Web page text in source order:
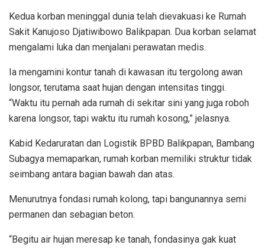
Kedua korban meninggal dunia telah dievakuasi ke Rumah
Sakit Kanujoso Djatiwibowo Balikpapan. Dua korban selamat
mengalami luka dan menjalani perawatan medis.
Ia mengamini kontur tanah di kawasan itu tergolong awan
longsor, terutama saat hujan dengan intensitas tinggi.
“Waktu itu pernah ada rumah di sekitar sini yang juga roboh
karena longsor, tapi waktu itu rumah kosong,” jelasnya.
Kabid Kedaruratan dan Logistik BPBD Balikpapan, Bambang
Subagya memaparkan, rumah korban memiliki struktur tidak
seimbang antara bagian bawah dan atas.
Menurutnya fondasi rumah kolong, tapi bangunannya semi
permanen dan sebagian beton.
“Begitu air hujan meresap ke tanah, fondasinya gak kuat